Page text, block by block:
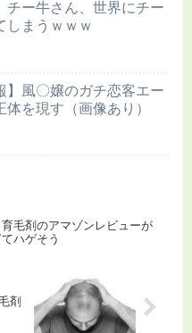
チー牛さん、世界にチー
しまうｗｗｗ
】風〇嬢のガチ恋客エー
体を現す（画像あり）
育毛剤のアマゾンレビューが
ハゲそう
剤